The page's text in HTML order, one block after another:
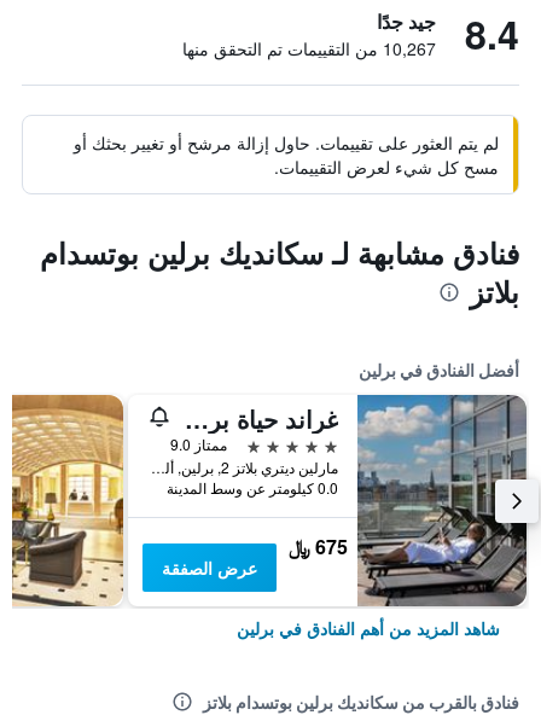
8.4 جيد جدًا
10,267 من التقييمات تم التحقق منها
لم يتم العثور على تقييمات. حاول إزالة مرشح أو تغيير بحثك أو
مسح كل شيء لعرض التقييمات.
فنادق مشابهة لـ سكانديك برلين بوتسدام
بلاتز
أفضل الفنادق في برلين
غراند حياة برلين
5 نجوم
ممتاز 9.0
مارلين ديتري بلاتز 2, برلين, ألمانيا
0.0 كيلومتر عن وسط المدينة
675 ﷼
عرض الصفقة
شاهد المزيد من أهم الفنادق في برلين
فنادق بالقرب من سكانديك برلين بوتسدام بلاتز